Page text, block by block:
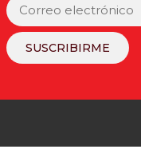
SUSCRIBIRME